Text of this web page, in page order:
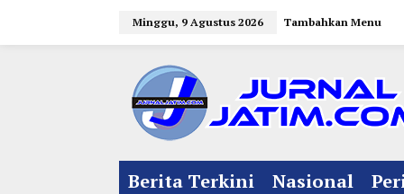
Minggu, 9 Agustus 2026 Tambahkan Menu
Berita Terkini Nasional